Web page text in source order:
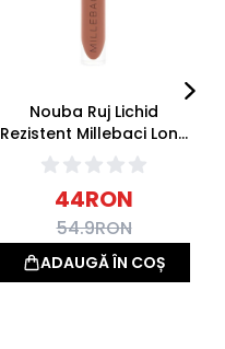
Nouba Ruj Lichid
Rezistent Millebaci Long
Lasting Lip Cream 16
6ml
44RON
54.9RON
ADAUGĂ ÎN COȘ